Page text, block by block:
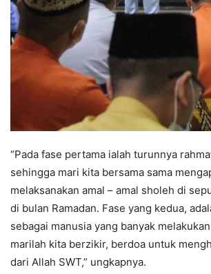
“Pada fase pertama ialah turunnya
sehingga mari kita bersama sama
melaksanakan amal – amal sholeh di
di bulan Ramadan. Fase yang kedua,
sebagai manusia yang banyak
marilah kita berzikir, berdoa untuk
dari Allah SWT,” ungkapnya.